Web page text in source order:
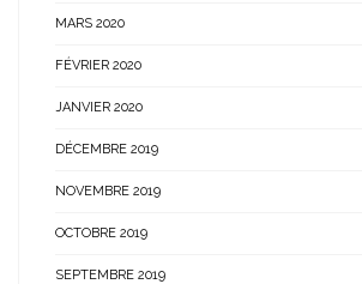
MARS 2020
FÉVRIER 2020
JANVIER 2020
DÉCEMBRE 2019
NOVEMBRE 2019
OCTOBRE 2019
SEPTEMBRE 2019